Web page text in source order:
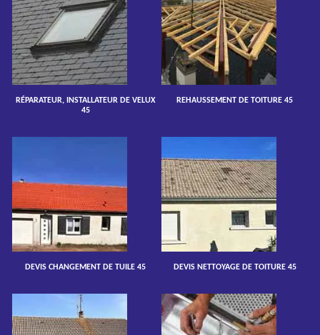
RÉPARATEUR, INSTALLATEUR DE VELUX
45
REHAUSSEMENT DE TOITURE 45
DEVIS CHANGEMENT DE TUILE 45 DEVIS NETTOYAGE DE TOITURE 45